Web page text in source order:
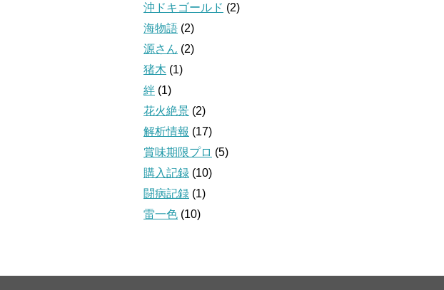
沖ドキゴールド (2)
海物語 (2)
源さん (2)
猪木 (1)
絆 (1)
花火絶景 (2)
解析情報 (17)
賞味期限プロ (5)
購入記録 (10)
闘病記録 (1)
雷一色 (10)